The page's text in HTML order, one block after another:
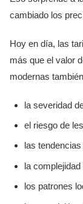
cambiado los
Hoy en día, las
más que el valor
modernas
la severidad
el riesgo de
las
la
los patrones